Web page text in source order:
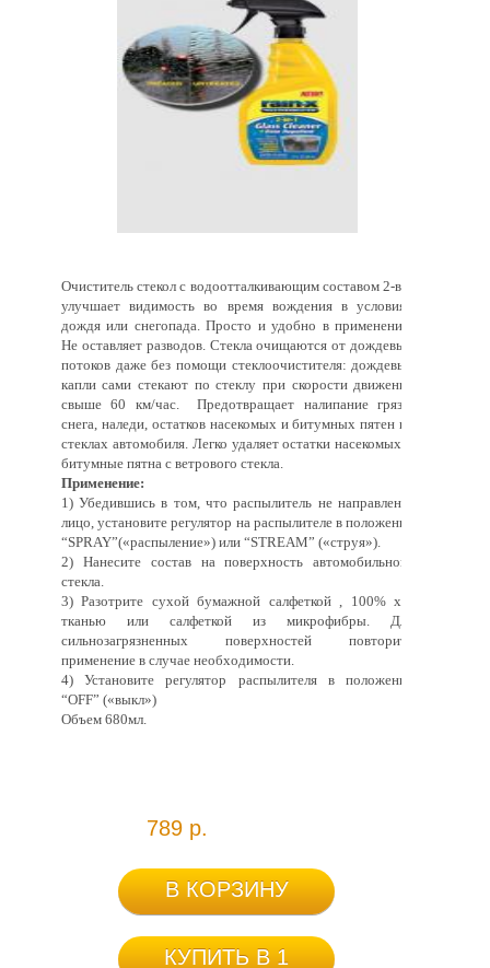
Очиститель стекол с водоотталкивающим составом 2-в-1
улучшает видимость во время вождения в условиях
дождя или снегопада. Просто и удобно в применении.
Не оставляет разводов. Стекла очищаются от дождевых
потоков даже без помощи стеклоочистителя: дождевые
капли сами стекают по стеклу при скорости движения
свыше 60 км/час. Предотвращает налипание грязи,
снега, наледи, остатков насекомых и битумных пятен на
стеклах автомобиля. Легко удаляет остатки насекомых и
битумные пятна с ветрового стекла.
Применение:
1) Убедившись в том, что распылитель не направлен в
лицо, установите регулятор на распылителе в положение
“SPRAY”(«распыление») или “STREAM” («струя»).
2) Нанесите состав на поверхность автомобильного
стекла.
3) Разотрите сухой бумажной салфеткой , 100% х/б
тканью или салфеткой из микрофибры. Для
сильнозагрязненных поверхностей повторите
применение в случае необходимости.
4) Установите регулятор распылителя в положение
“OFF” («выкл»)
Объем 680мл.
789 р.
В КОРЗИНУ
КУПИТЬ В 1